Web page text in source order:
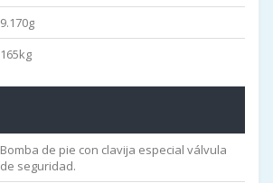
9.170g
165kg
Bomba de pie con clavija especial válvula
de seguridad.